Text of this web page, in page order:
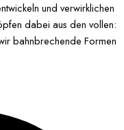
und verwirklichen
dabei aus den vollen:
bahnbrechende Formen